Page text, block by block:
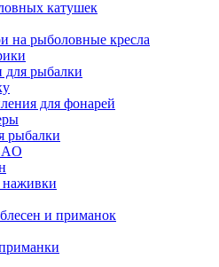
катушек
на рыболовные кресла
рыбалки
для фонарей
рыбалки
наживки
и приманок